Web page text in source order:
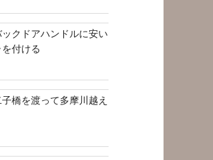
ックドアハンドルに安い
付ける
橋を渡って多摩川越え